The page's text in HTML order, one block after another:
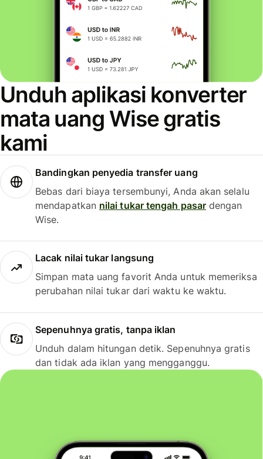
Unduh aplikasi konverter
mata uang Wise gratis
kami
Bandingkan penyedia transfer uang
Bebas dari biaya tersembunyi, Anda akan selalu
mendapatkan nilai tukar tengah pasardengan
Wise.
Lacak nilai tukar langsung
Simpan mata uang favorit Anda untuk memeriksa
perubahan nilai tukar dari waktu ke waktu.
Sepenuhnya gratis, tanpa iklan
Unduh dalam hitungan detik. Sepenuhnya gratis
dan tidak ada iklan yang mengganggu.